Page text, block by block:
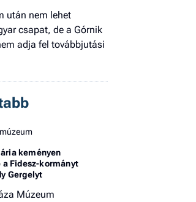
után nem lehet
csapat, de a Górnik
adja fel továbbjutási
keményen
Fidesz-kormányt
Gergelyt
Múzeum